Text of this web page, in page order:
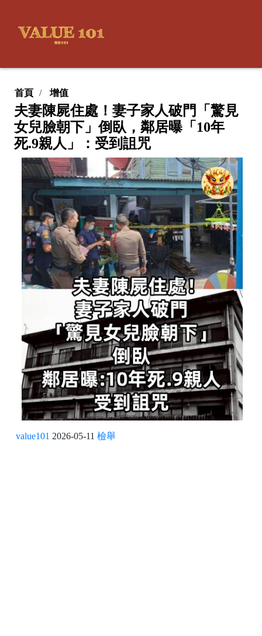
首頁 增值
夫妻陳屍住處！妻子家人破門「驚見
女兒臉朝下」倒臥，鄰居曝「10年
死.9親人」：受到詛咒
value101 2026-05-11 檢舉